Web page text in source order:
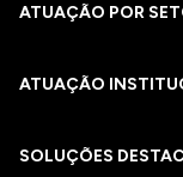
ATUAÇÃO POR
ATUAÇÃO
SOLUÇÕES